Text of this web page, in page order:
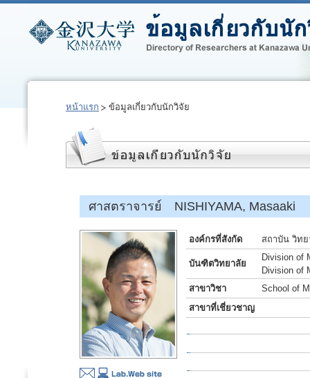
หน้าแรก ข้อมูลเกี่ยวกับนักวิจัย
ศาสตราจารย์ NISHIYAMA, Masaaki
องค์กรที่สังกัด สถาบัน วิทย
บันฑิตวิทยาลัย
Division of
Division of
สาขาวิชา
School of
สาขาที่เชี่ยวชาญ